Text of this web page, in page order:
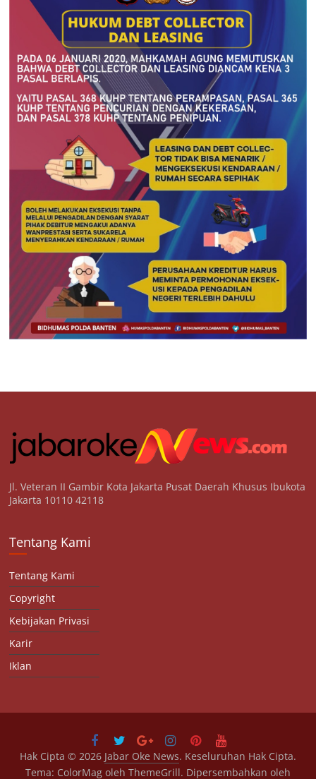
Jl. Veteran II Gambir Kota Jakarta Pusat Daerah Khusus Ibukota
Jakarta 10110 42118
Tentang Kami
Tentang Kami
Copyright
Kebijakan Privasi
Karir
Iklan
Hak Cipta © 2026 Jabar Oke News. Keseluruhan Hak Cipta.
Tema: ColorMagoleh ThemeGrill. Dipersembahkan oleh